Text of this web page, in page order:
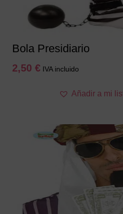
Bola Presidiario
2,50 € IVA incluido
Añadir a mi